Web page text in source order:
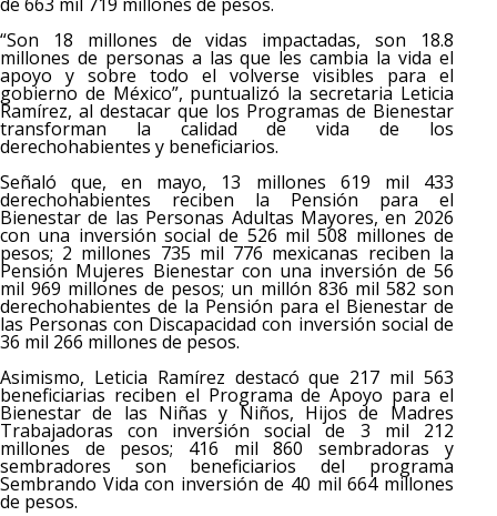
“Son 18 millones de vidas impactadas, son 18.8
millones de personas a las que les cambia la vida el
apoyo y sobre todo el volverse visibles para el
gobierno de México”, puntualizó la secretaria Leticia
Ramírez, al destacar que los Programas de Bienestar
transforman la calidad de vida de los
derechohabientes y beneficiarios.
Señaló que, en mayo, 13 millones 619 mil 433
derechohabientes reciben la Pensión para el
Bienestar de las Personas Adultas Mayores, en 2026
con una inversión social de 526 mil 508 millones de
pesos; 2 millones 735 mil 776 mexicanas reciben la
Pensión Mujeres Bienestar con una inversión de 56
mil 969 millones de pesos; un millón 836 mil 582 son
derechohabientes de la Pensión para el Bienestar de
las Personas con Discapacidad con inversión social de
36 mil 266 millones de pesos.
Asimismo, Leticia Ramírez destacó que 217 mil 563
beneficiarias reciben el Programa de Apoyo para el
Bienestar de las Niñas y Niños, Hijos de Madres
Trabajadoras con inversión social de 3 mil 212
millones de pesos; 416 mil 860 sembradoras y
sembradores son beneficiarios del programa
Sembrando Vida con inversión de 40 mil 664 millones
de pesos.